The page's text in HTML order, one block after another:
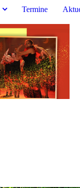
Termine